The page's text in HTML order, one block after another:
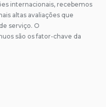
internacionais, recebemos
altas avaliações que
serviço. O
são os fator-chave da